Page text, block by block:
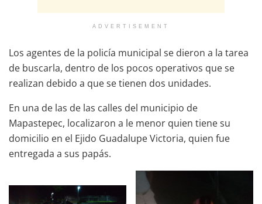
ADVERTISEMENT
Los agentes de la policía municipal se dieron a la tarea
de buscarla, dentro de los pocos operativos que se
realizan debido a que se tienen dos unidades.
En una de las de las calles del municipio de
Mapastepec, localizaron a le menor quien tiene su
domicilio en el Ejido Guadalupe Victoria, quien fue
entregada a sus papás.